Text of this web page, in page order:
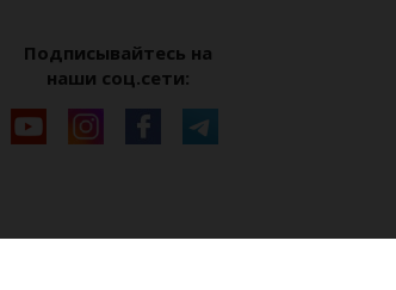
Подписывайтесь на
наши соц.сети: